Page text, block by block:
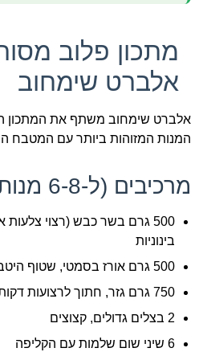
מתכון פלוב
אלברט שימחוב
אלברט שימחוב משתף את המתכון
המנות המזוהות ביותר עם המטבח
מרכיבים (ל-6-8 מנות):
500 גרם בשר כבש (רצוי
בינוניות
500 גרם אורז בסמטי, שטוף היטב ומושרה לשעה
750 גרם גזר, חתוך לרצועות דקות וארוכות
2 בצלים גדולים, קצוצים
6 שיני שום שלמות עם הקליפה